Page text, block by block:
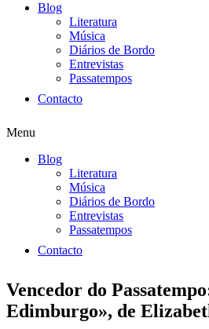
Blog
Literatura
Música
Diários de Bordo
Entrevistas
Passatempos
Contacto
Menu
Blog
Literatura
Música
Diários de Bordo
Entrevistas
Passatempos
Contacto
Vencedor do
Edimburgo», de